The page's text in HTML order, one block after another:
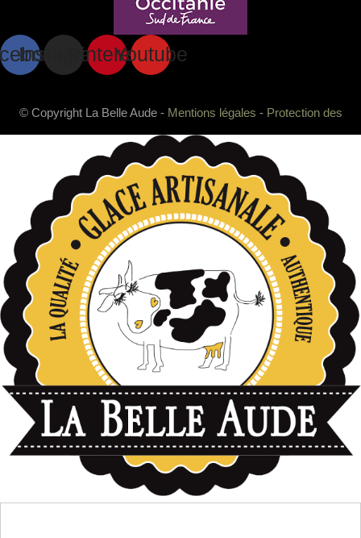
InstagramPinterestYoutube
© Copyright La Belle Aude - Mentions légales - Protection des
données